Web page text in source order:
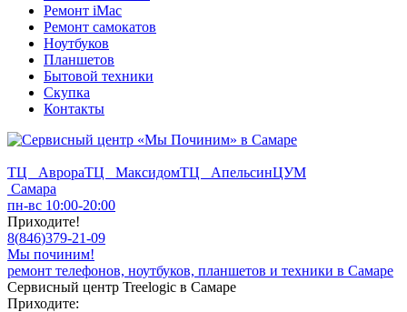
Ремонт iMac
Ремонт самокатов
Ноутбуков
Планшетов
Бытовой техники
Скупка
Контакты
ТЦ АврораТЦ МаксидомТЦ АпельсинЦУМ
Самара
пн-вс 10:00-20:00
Приходите!
8(846)379-21-09
Мы починим!
ремонт телефонов, ноутбуков, планшетов и техники в Самаре
Сервисный центр Treelogic в Самаре
Приходите: